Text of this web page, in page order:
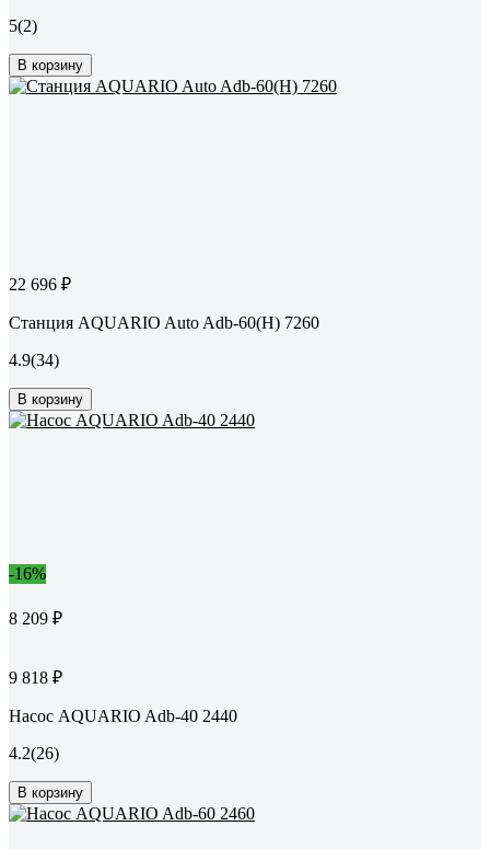
5(2)
В корзину
22 696 ₽
Станция AQUARIO Auto Adb-60(H) 7260
4.9(34)
В корзину
-16%
8 209 ₽
9 818 ₽
Насос AQUARIO Adb-40 2440
4.2(26)
В корзину